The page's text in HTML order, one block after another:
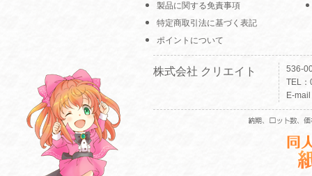
製品に関する免責事項
特定商取引法に基づく表記
ポイントについて
株式会社 クリエイト
536-
TEL
E-